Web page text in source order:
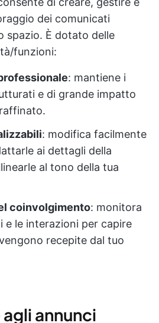
dei comunicati
spazio. È dotato delle
funzioni:
: mantiene i
e di grande impatto
: modifica facilmente
ai dettagli della
al tono della tua
coinvolgimento: monitora
e le interazioni per capire
recepite dal tuo
annunci